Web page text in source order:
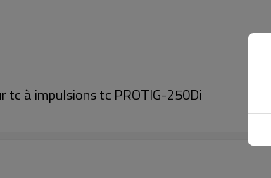
tc à impulsions tc PROTIG-250Di